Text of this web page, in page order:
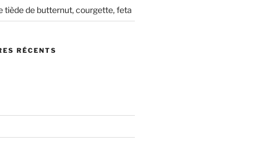
tiède de butternut, courgette, feta
RÉCENTS